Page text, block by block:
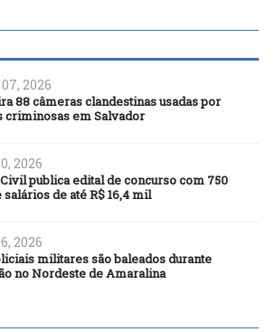
2026
88 câmeras clandestinas usadas por
criminosas em Salvador
2026
publica edital de concurso com 750
salários de até R$ 16,4 mil
2026
militares são baleados durante
no Nordeste de Amaralina